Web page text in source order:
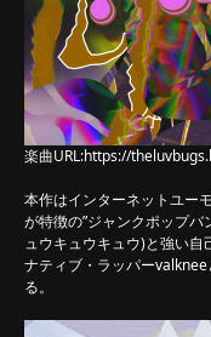
楽曲URL:https://
本作はインターネットユー
が特徴の”ジャンクポップ
ュウキュウキュウ)と強い自
ナティブ・ラッパー
る。